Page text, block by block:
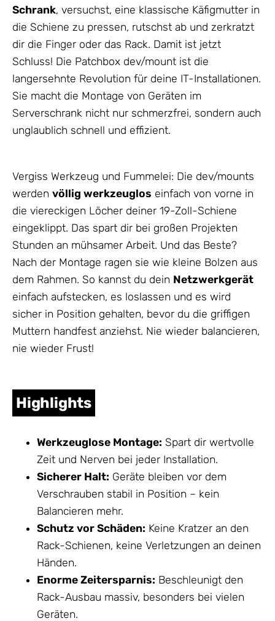
Schrank, versuchst, eine klassische Käfigmutter in
die Schiene zu pressen, rutschst ab und zerkratzt
dir die Finger oder das Rack. Damit ist jetzt
Schluss! Die Patchbox dev/mount ist die
langersehnte Revolution für deine IT-Installationen.
Sie macht die Montage von Geräten im
Serverschrank nicht nur schmerzfrei, sondern auch
unglaublich schnell und effizient.
Vergiss Werkzeug und Fummelei: Die dev/mounts
werden völlig werkzeuglos einfach von vorne in
die viereckigen Löcher deiner 19-Zoll-Schiene
eingeklippt. Das spart dir bei großen Projekten
Stunden an mühsamer Arbeit. Und das Beste?
Nach der Montage ragen sie wie kleine Bolzen aus
dem Rahmen. So kannst du dein Netzwerkgerät
einfach aufstecken, es loslassen und es wird
sicher in Position gehalten, bevor du die griffigen
Muttern handfest anziehst. Nie wieder balancieren,
nie wieder Frust!
Highlights
Werkzeuglose Montage: Spart dir wertvolle
Zeit und Nerven bei jeder Installation.
Sicherer Halt: Geräte bleiben vor dem
Verschrauben stabil in Position – kein
Balancieren mehr.
Schutz vor Schäden: Keine Kratzer an den
Rack-Schienen, keine Verletzungen an deinen
Händen.
Enorme Zeitersparnis: Beschleunigt den
Rack-Ausbau massiv, besonders bei vielen
Geräten.